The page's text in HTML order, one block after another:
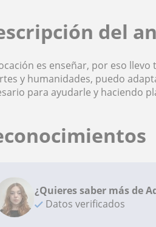
del
es enseñar, por eso
y humanidades, puedo
para ayudarle y haciendo
¿Quieres saber más de
Datos verificados